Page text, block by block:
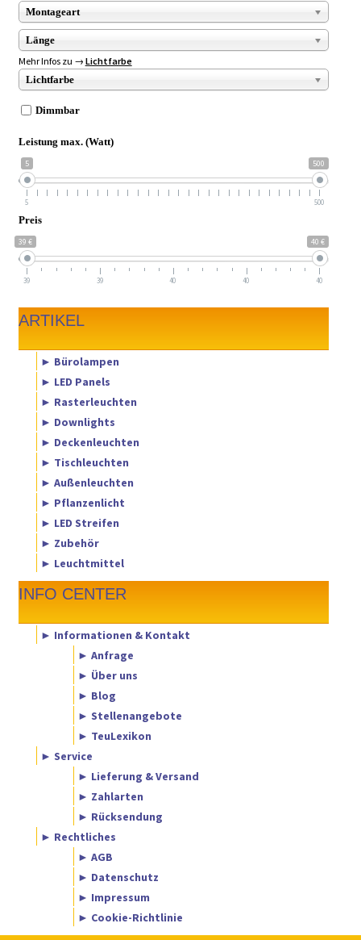
Montageart
Länge
Mehr Infos zu → Lichtfarbe
Lichtfarbe
Dimmbar
Leistung max. (Watt)
5 500
5 500
Preis
39 € 40 €
39 39 40 40 40
ARTIKEL
► Bürolampen
► LED Panels
► Rasterleuchten
► Downlights
► Deckenleuchten
► Tischleuchten
► Außenleuchten
► Pflanzenlicht
► LED Streifen
► Zubehör
► Leuchtmittel
INFO CENTER
► Informationen & Kontakt
► Anfrage
► Über uns
► Blog
► Stellenangebote
► TeuLexikon
► Service
► Lieferung & Versand
► Zahlarten
► Rücksendung
► Rechtliches
► AGB
► Datenschutz
► Impressum
► Cookie-Richtlinie